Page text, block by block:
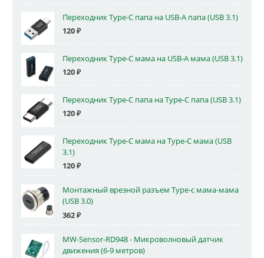
Переходник Type-C папа на USB-A папа (USB 3.1)
120₽
Переходник Type-C мама на USB-A мама (USB 3.1)
120₽
Переходник Type-C папа на Type-C папа (USB 3.1)
120₽
Переходник Type-C мама на Type-C мама (USB
3.1)
120₽
Монтажный врезной разъем Type-c мама-мама
(USB 3.0)
362₽
MW-Sensor-RD948 - Микроволновый датчик
движения (6-9 метров)